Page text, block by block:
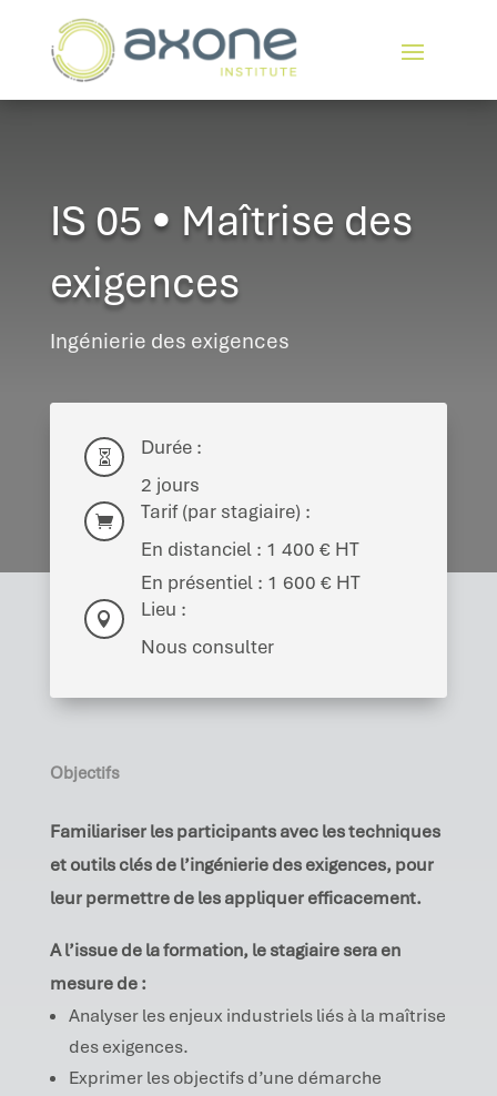
IS 05 • Maîtrise des
exigences
Ingénierie des exigences

Durée :
2 jours

Tarif (par stagiaire) :
En distanciel : 1 400 € HT
En présentiel : 1 600 € HT

Lieu :
Nous consulter
Objectifs
Familiariser les participants avec les techniques
et outils clés de l’ingénierie des exigences, pour
leur permettre de les appliquer efficacement.
A l’issue de la formation, le stagiaire sera en
mesure de :
Analyser les enjeux industriels liés à la maîtrise
des exigences.
Exprimer les objectifs d’une démarche